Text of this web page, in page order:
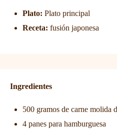
Plato: Plato principal
Receta: fusión japonesa
Ingredientes
500 gramos de carne molida
4 panes para hamburguesa